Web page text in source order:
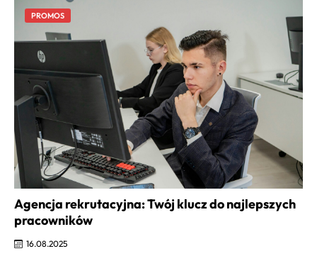
PROMOS
Agencja rekrutacyjna: Twój klucz do najlepszych
pracowników
16.08.2025